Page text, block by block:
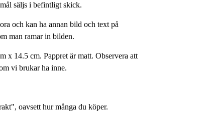
säljs i befintligt skick.
och kan ha annan bild och text på
man ramar in bilden.
x 14.5 cm. Pappret är matt. Observera att
vi brukar ha inne.
oavsett hur många du köper.